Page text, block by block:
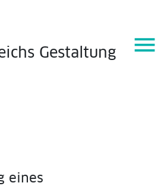
Gestaltung menu
eines